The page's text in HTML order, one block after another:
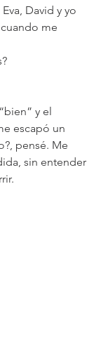
David y yo
me
y el
escapó un
pensé. Me
sin entender